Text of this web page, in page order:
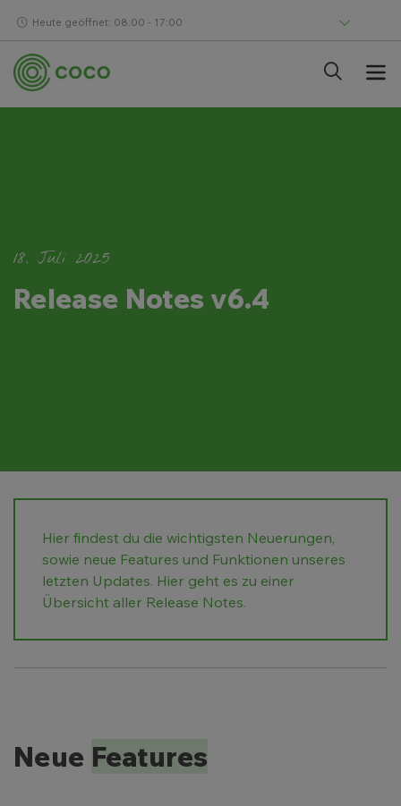
Heute geöffnet: 08:00 - 17:00
18. Juli 2025
Release Notes v6.4
Hier findest du die wichtigsten Neuerungen,
sowie neue Features und Funktionen unseres
letzten Updates. Hier geht es zu einer
Übersicht aller Release Notes.
Neue Features